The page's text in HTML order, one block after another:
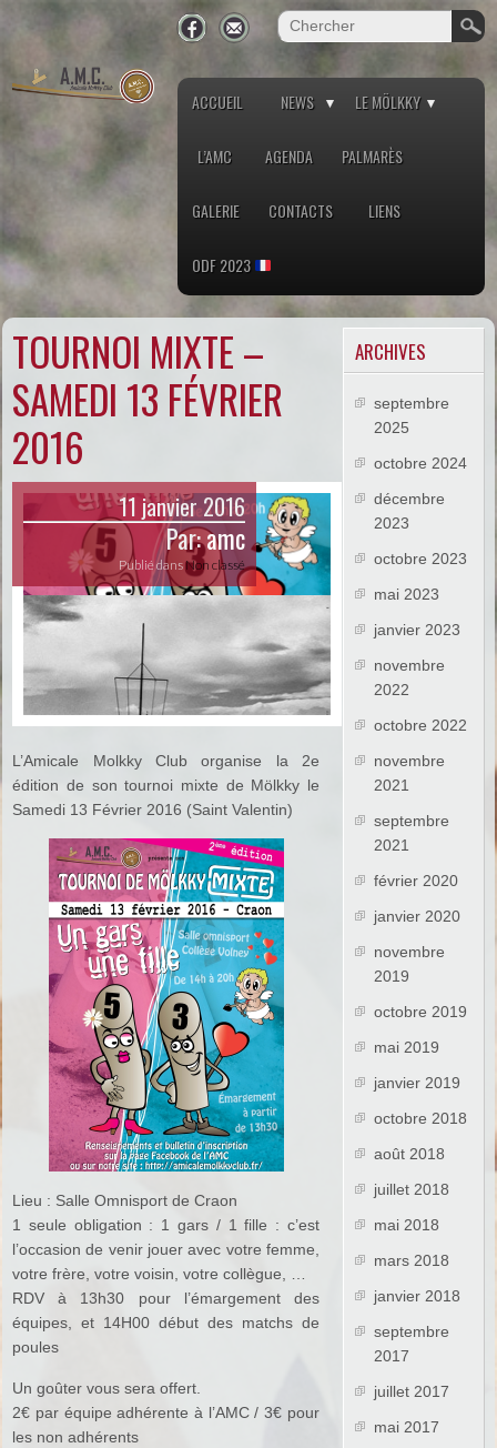
ACCUEIL NEWS LE MÖLKKY
L’AMC AGENDA PALMARÈS
GALERIE CONTACTS LIENS
ODF 2023
TOURNOI MIXTE –
SAMEDI 13 FÉVRIER
2016
11 janvier 2016
Par:amc
Publié dansNon classé
L’Amicale Molkky Club organise la 2e
édition de son tournoi mixte de Mölkky le
Samedi 13 Février 2016 (Saint Valentin)
Lieu : Salle Omnisport de Craon
1 seule obligation : 1 gars / 1 fille : c’est
l’occasion de venir jouer avec votre femme,
votre frère, votre voisin, votre collègue, …
RDV à 13h30 pour l’émargement des
équipes, et 14H00 début des matchs de
poules
Un goûter vous sera offert.
2€ par équipe adhérente à l’AMC / 3€ pour
les non adhérents
ARCHIVES
septembre
2025
octobre 2024
décembre
2023
octobre 2023
mai 2023
janvier 2023
novembre
2022
octobre 2022
novembre
2021
septembre
2021
février 2020
janvier 2020
novembre
2019
octobre 2019
mai 2019
janvier 2019
octobre 2018
août 2018
juillet 2018
mai 2018
mars 2018
janvier 2018
septembre
2017
juillet 2017
mai 2017